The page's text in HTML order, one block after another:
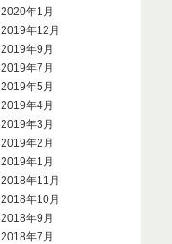
2020年1月
2019年12月
2019年9月
2019年7月
2019年5月
2019年4月
2019年3月
2019年2月
2019年1月
2018年11月
2018年10月
2018年9月
2018年7月